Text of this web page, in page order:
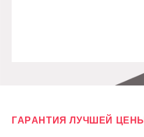
ГАРАНТИЯ ЛУЧШЕЙ ЦЕНЫ